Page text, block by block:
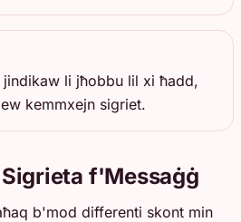
li jħobbu lil xi ħadd,
kemmxejn sigriet.
f'Messaġġ
b'mod differenti skont min